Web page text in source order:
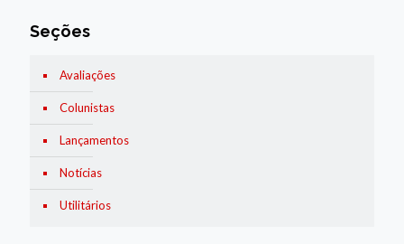
Seções
Avaliações
Colunistas
Lançamentos
Notícias
Utilitários